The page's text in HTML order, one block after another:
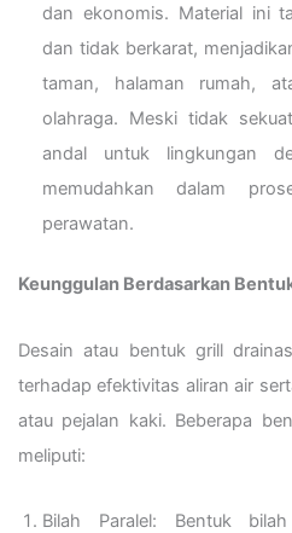
dan ekonomis. Material ini
dan tidak berkarat,
taman, halaman rumah,
olahraga. Meski tidak
andal untuk lingkungan
memudahkan dalam
perawatan.
Keunggulan Berdasarkan
Desain atau bentuk grill
terhadap efektivitas aliran air
atau pejalan kaki. Beberapa
meliputi:
Bilah Paralel: Bentuk